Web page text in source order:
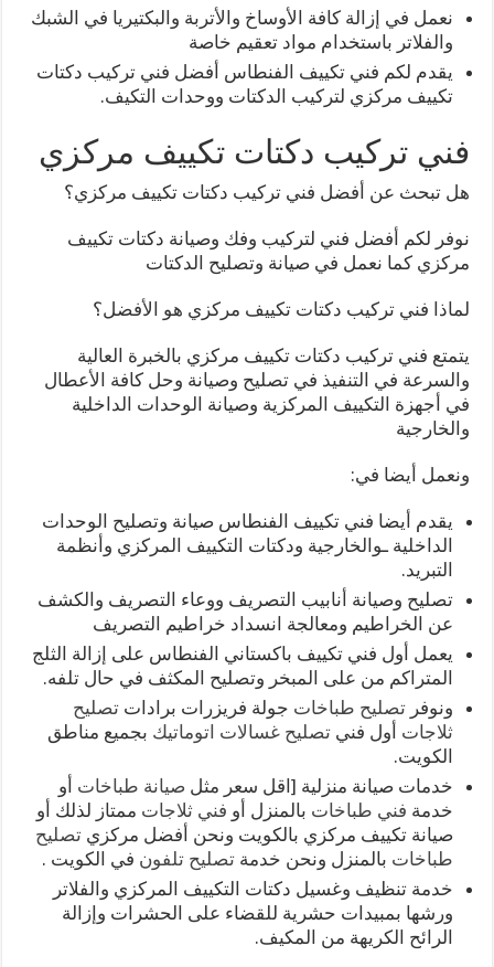
نعمل في إزالة كافة الأوساخ والأتربة والبكتيريا في الشبك
والفلاتر باستخدام مواد تعقيم خاصة
يقدم لكم فني تكييف الفنطاس أفضل فني تركيب دكتات
تكييف مركزي لتركيب الدكتات ووحدات التكيف.
فني تركيب دكتات تكييف مركزي
هل تبحث عن أفضل فني تركيب دكتات تكييف مركزي؟
نوفر لكم أفضل فني لتركيب وفك وصيانة دكتات تكييف
مركزي كما نعمل في صيانة وتصليح الدكتات
لماذا فني تركيب دكتات تكييف مركزي هو الأفضل؟
يتمتع فني تركيب دكتات تكييف مركزي بالخبرة العالية
والسرعة في التنفيذ في تصليح وصيانة وحل كافة الأعطال
في أجهزة التكييف المركزية وصيانة الوحدات الداخلية
والخارجية
ونعمل أيضا في:
يقدم أيضا فني تكييف الفنطاس صيانة وتصليح الوحدات
الداخلية ـوالخارجية ودكتات التكييف المركزي وأنظمة
التبريد.
تصليح وصيانة أنابيب التصريف ووعاء التصريف والكشف
عن الخراطيم ومعالجة انسداد خراطيم التصريف
يعمل أول فني تكييف باكستاني الفنطاس على إزالة الثلج
المتراكم من على المبخر وتصليح المكثف في حال تلفه.
ونوفرتصليح طباخات جولة فريزرات براداتتصليح
ثلاجات أول فني تصليح غسالات اتوماتيك بجميع مناطق
الكويت.
خدمات صيانة منزلية [اقل سعر مثلصيانة طباخات أو
خدمة فني طباخات بالمنزل أو فني ثلاجات ممتاز لذلك أو
صيانة تكييف مركزي بالكويت ونحن أفضل مركزيتصليح
طباخات بالمنزل ونحن خدمةتصليح تلفون في الكويت .
خدمة تنظيف وغسيل دكتات التكييف المركزي والفلاتر
ورشها بمبيدات حشرية للقضاء على الحشرات وإزالة
الرائح الكريهة من المكيف.